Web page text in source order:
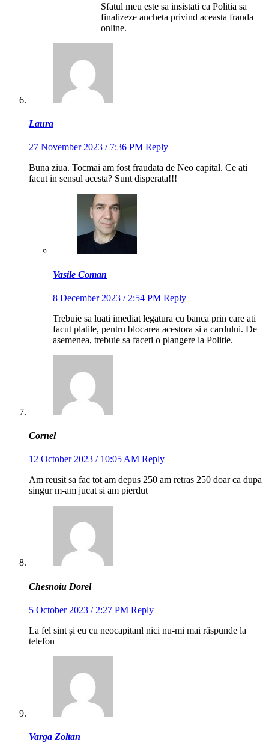
Sfatul meu este sa insistati ca Politia sa
finalizeze ancheta privind aceasta frauda
online.
Laura
27 November 2023 / 7:36 PM Reply
Buna ziua. Tocmai am fost fraudata de Neo capital. Ce ati
facut in sensul acesta? Sunt disperata!!!
Vasile Coman
8 December 2023 / 2:54 PM Reply
Trebuie sa luati imediat legatura cu banca prin care ati
facut platile, pentru blocarea acestora si a cardului. De
asemenea, trebuie sa faceti o plangere la Politie.
Cornel
12 October 2023 / 10:05 AM Reply
Am reusit sa fac tot am depus 250 am retras 250 doar ca dupa
singur m-am jucat si am pierdut
Chesnoiu Dorel
5 October 2023 / 2:27 PM Reply
La fel sint și eu cu neocapitanl nici nu-mi mai răspunde la
telefon
Varga Zoltan